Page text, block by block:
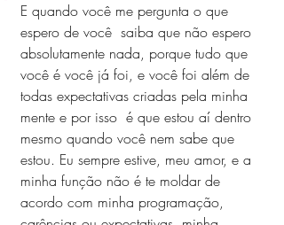
E quando você me pergunta o que
espero de você  saiba que não espero
absolutamente nada, porque tudo que
você é você já foi, e você foi além de
todas expectativas criadas pela minha
mente e por isso  é que estou aí dentro
mesmo quando você nem sabe que
estou. Eu sempre estive, meu amor, e a
minha função não é te moldar de
acordo com minha programação,